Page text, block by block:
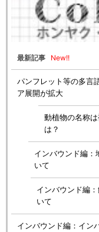
最新記事 New!!
パンフレット等の多言
ア展開が拡大
動植物の名称
は？
インバウンド編：
いて
インバウンド編
いて
インバウンド編：イン